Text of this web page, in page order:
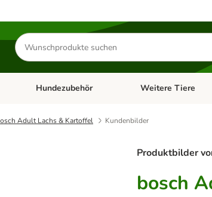
Produkte
suchen
Katzenzubehör
Kategorie-Menü öffnen: Hundefutter
Hundezubehör Kategorie-Menü
Weitere Tiere
Adult Lachs & Kartoffel Kundenbilder
Produktbilder
bosch